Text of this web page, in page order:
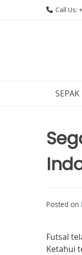
Call Us:
Posted on
Futsal
Ketahui